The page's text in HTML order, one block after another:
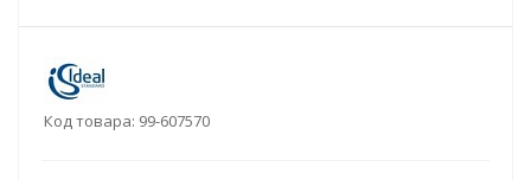
Код товара: 99-607570